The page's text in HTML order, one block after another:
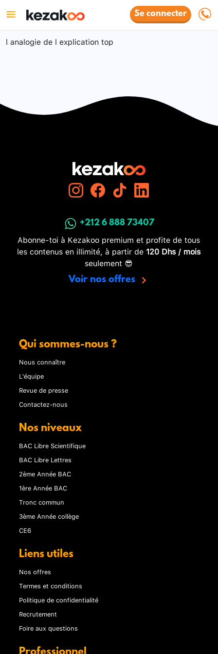
Se connecter
l analogie de l explication top
+212 6 888 73407
Abonne-toi à Kezakoo premium et profite de tous
les contenus en illimité, à partir de 120 Dhs / mois
seulement 😎
Voir nos offres
Qui sommes-nous ?
Nous connaître
L'équipe
Revue de presse
Contactez-nous
Nos niveaux
BAC Libre Scientifique
BAC Libre Lettres
2ème Année BAC
1ère Année BAC
Tronc commun
3ème Année collège
CE6
Liens utiles
Nos offres
Termes et conditions
Politique de confidentialité
Recrutement
Foire aux questions